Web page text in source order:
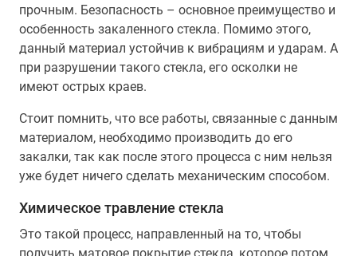
прочным. Безопасность – основное преимущество и
особенность закаленного стекла. Помимо этого,
данный материал устойчив к вибрациям и ударам. А
при разрушении такого стекла, его осколки не
имеют острых краев.
Стоит помнить, что все работы, связанные с данным
материалом, необходимо производить до его
закалки, так как после этого процесса с ним нельзя
уже будет ничего сделать механическим способом.
Химическое травление стекла
Это такой процесс, направленный на то, чтобы